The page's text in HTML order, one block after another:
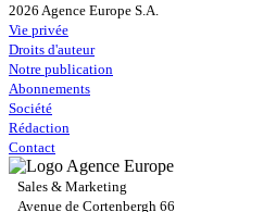
2026 Agence Europe S.A.
Vie privée
Droits d'auteur
Notre publication
Abonnements
Société
Rédaction
Contact
Sales & Marketing
Avenue de Cortenbergh 66